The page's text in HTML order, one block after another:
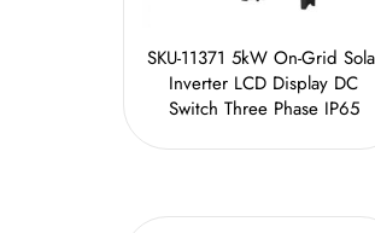
SKU-11371 5kW On-Grid
Inverter LCD Display DC
Switch Three Phase IP65